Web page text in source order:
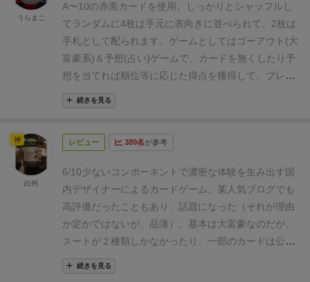
うなプレイ感で、両者よりさらに軽い仕上がりです。
ルールもシンプルで理解しやすく、洗練されたゲーム
システムに感動すら覚えます。
大富豪的には、まとめ
て出す爽快感やソフトパスの戦略が楽しいですし、ス
カルキング的には見えない手札も考慮したビッドや、
ワザと負けにいく戦略なども楽しめます。しかも、1
進行。得られる愉しみの時間効率が高いです。
点「大富豪」と「スカルキング」の良いトコ取り。ル
ールも分かりやすく、ビッド系カードゲームの入門と
して最適だと思います。完成度ではスカルキングを超
えちゃったかもなー。 ⚫︎気になる点箱絵やビッド用の
ディスクは好みのアートワークだけど、カードのスー
トデザインはうーんって感じです。ウイルスっぽい。
⚫︎悪い点特に無し。
A〜10の赤黒カードを使用。
しっかりとシャッフルし
てランダムに4枚は手元に表向きに並べられて、2枚は
手札として配られます。 ゲームとしてはゴーアウト(大
富豪系)＆予想(占い)ゲームで、カードを無くしたり予
想を当てれば順位等に応じた得点を獲得して、プレイ
ヤー人数に応じた規定得点を獲得したプレイヤーが勝
ちになります。
色のカードより数字の高いカードを出さなくてはいけ
い数字でないといけません。パスはソフトパスで全員
がパスするまでは何回でもカードが出せるのと自分が
出したカードに対してさらにカードを出すことも可能
です。
全員がパスをしたら、最後にカードを出したプ
レイヤーが、好きなカードを出していきます。 誰か1
人だけになるまでカードを出したりパスをしたりして
続きを見る
うらまこ
レビュー 389名が参考
6/10少ないコンポーネントで濃密な体験を生み出す国
内デザイナーによるカードゲーム。 某人気ブログでも
高評価だったこともあり、話題になった（それが理由
か定かではないが、品薄）。 基本は大富豪なのだが、
スートが２種類しかなかったり、一部のカードは公開
されていたり、賭けがあったりと、独特なゲームに仕
上がっており、システム派のゲーマーにはウケがいい
続きを見る
神
白州